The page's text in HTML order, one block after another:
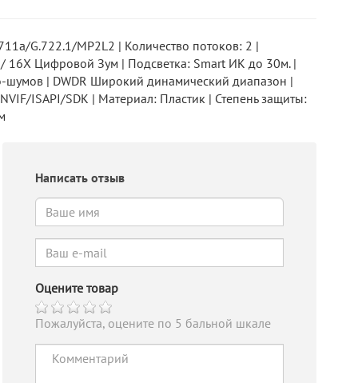
G.722.1/MP2L2 | Количество потоков: 2 |
Цифровой Зум | Подсветка: Smart ИК до 30м. |
шумов | DWDR Широкий динамический диапазон |
ISAPI/SDK | Материал: Пластик | Степень защиты:
Написать отзыв
Оцените товар
Пожалуйста, оцените по 5 бальной шкале